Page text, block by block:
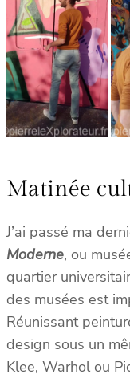
Matinée
J’ai passé ma
Moderne, ou
quartier
des musées est
Réunissant
design sous un
Klee, Warhol ou